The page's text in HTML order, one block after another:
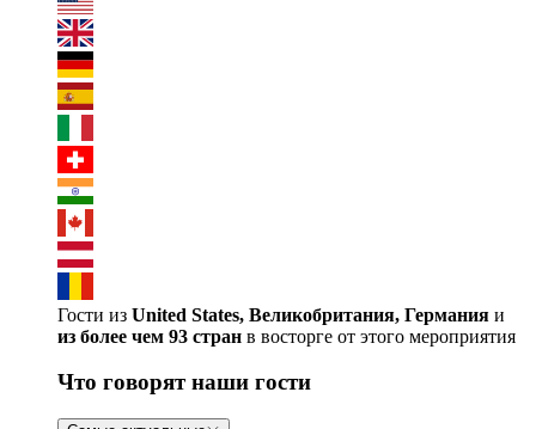
Гости из United States, Великобритания, Германия и
из более чем 93 стран в восторге от этого мероприятия
Что говорят наши гости